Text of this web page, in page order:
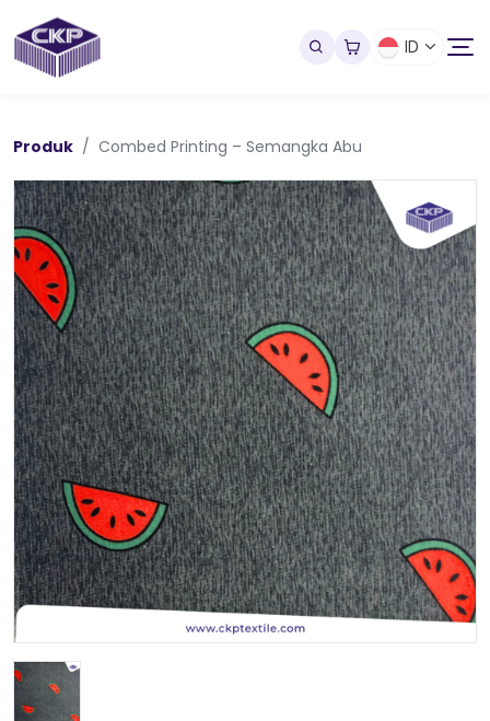
ID
Produk Combed Printing – Semangka Abu